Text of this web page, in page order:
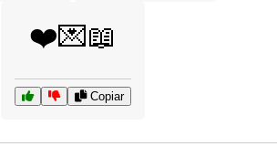
❤️💌📖
Copiar